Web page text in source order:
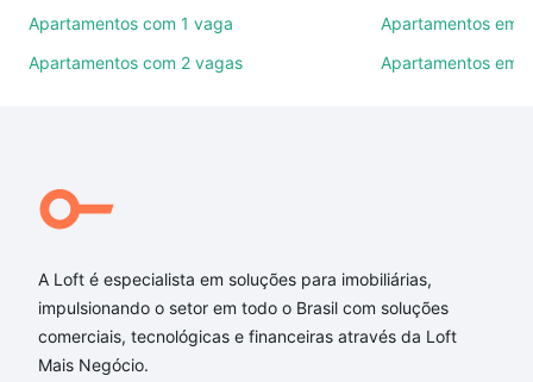
quartos, suítes, com ou sem vaga de garagem para
comodidades, como piscina, academia, salão de
Qual o preço de Apartamentos com 3 banheiros à
venda em Jardim Imperial, Sorocaba, SP?
Aqui na Loft temos a oferta ideal para você, com
Apartamentos com 3 banheiros à venda em Jardim
Imperial, Sorocaba, SP que custam a partir de R$ 0
e com nossas opções de financiamento imobiliário
Apartamentos com 1 vaga
Apartamentos com 2 vagas
Apartamentos em
Apartamentos em
A Loft é especialista em soluções para imobiliárias,
impulsionando o setor em todo o Brasil com soluções
comerciais, tecnológicas e financeiras através da Loft
Mais Negócio.